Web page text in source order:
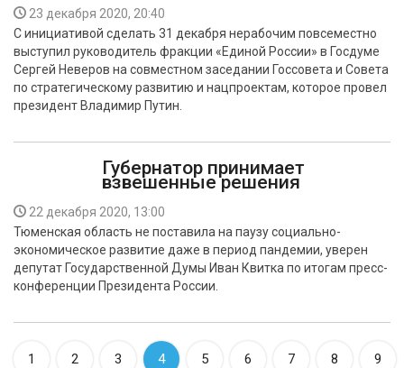
23 декабря 2020, 20:40
С инициативой сделать 31 декабря нерабочим повсеместно
выступил руководитель фракции «Единой России» в Госдуме
Сергей Неверов на совместном заседании Госсовета и Совета
по стратегическому развитию и нацпроектам, которое провел
президент Владимир Путин.
Губернатор принимает
взвешенные решения
22 декабря 2020, 13:00
Тюменская область не поставила на паузу социально-
экономическое развитие даже в период пандемии, уверен
депутат Государственной Думы Иван Квитка по итогам пресс-
конференции Президента России.
1 2 3 4 5 6 7 8 9